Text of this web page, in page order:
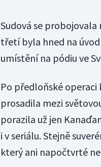
Sudová se
třetí byla hned na úvod
umístění na pódiu ve
Po předloňské operaci
prosadila mezi
porazila už jen
i v seriálu. Stejně
který ani napočtvrté